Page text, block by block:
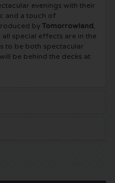
evenings with their
and a touch of
by Tomorrowland,
special effects are in the
to be both spectacular
be behind the decks at